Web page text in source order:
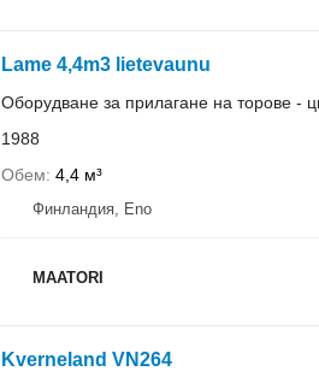
Lame 4,4m3 lietevaunu
Оборудване за прилагане на торове -
1988
Обем 4,4 м³
Финландия, Eno
MAATORI
Kverneland VN264